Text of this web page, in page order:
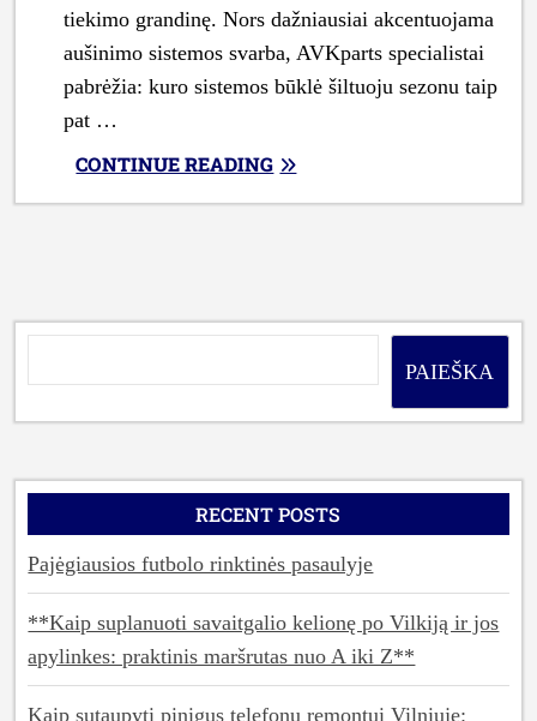
tiekimo grandinę. Nors dažniausiai akcentuojama
aušinimo sistemos svarba, AVKparts specialistai
pabrėžia: kuro sistemos būklė šiltuoju sezonu taip
pat …
CONTINUE READING„„AUDI“
LAIKU:
VASAROS
KELIONES”
PAIEŠKA
RECENT POSTS
Pajėgiausios futbolo rinktinės pasaulyje
**Kaip suplanuoti savaitgalio kelionę po Vilkiją ir jos
apylinkes: praktinis maršrutas nuo A iki Z**
Kaip sutaupyti pinigus telefonų remontui Vilniuje: